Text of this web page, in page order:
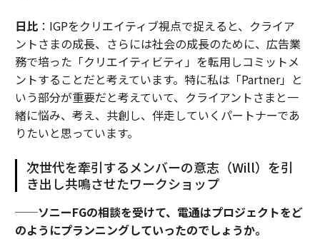
日比：IGPをクリエイティブ視点で捉えると、クライア
ントさまの成長、さらには社会の成長のために、広告業
務で培った「クリエイティビティ」を転用しコミットメ
ントすることだと考えています。特に私は「Partner」と
いう部分が重要だと考えていて、クライアントさまと一
緒に悩み、考え、共創し、伴走していくパートナーであ
りたいと思っています。
次世代を牽引するメンバーの意志（Will）を引
き出し共鳴させたワークショップ
──ソニーFGの相談を受けて、電通はプロジェクトをど
のようにプランニングしていったのでしょうか。